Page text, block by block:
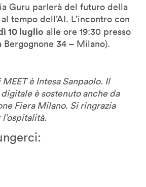
Guru parlerà del futuro della
tempo dell’AI. L’incontro con
10 luglio alle ore 19:30 presso
Bergognone 34 – Milano).
è Intesa Sanpaolo. Il
è sostenuto anche da
Fiera Milano. Si ringrazia